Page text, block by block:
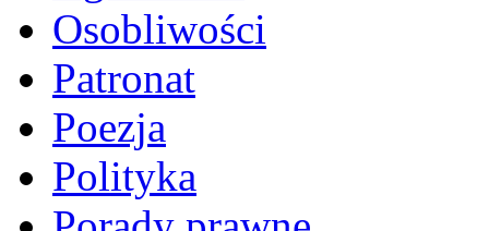
Osobliwości
Patronat
Poezja
Polityka